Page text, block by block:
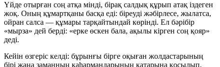
Үйде отырған соң атқа мінді, бірақ салдық құрып атақ іздеген
жоқ. Оның құмартқаны басқа еді: біреуді жәбірлесе, жылатса,
ойран салса — құмары тарқайтындай көрінді. Ел бәрібір
«мырза» дей берді: «ерке өскен бала, ақылы кірген соң қояр»
деді.
Кейін өзгеріс келді: бұрынғы бірге оқыған жолдастарының
бірі жаңа заманның қаһармандарының қатарына қосылып,